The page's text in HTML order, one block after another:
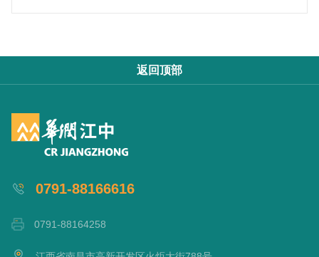
返回顶部
0791-88166616
0791-88164258